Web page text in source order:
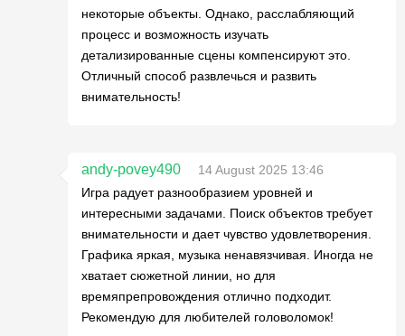
некоторые объекты. Однако, расслабляющий
процесс и возможность изучать
детализированные сцены компенсируют это.
Отличный способ развлечься и развить
внимательность!
andy-povey490
14 August 2025 13:46
Игра радует разнообразием уровней и
интересными задачами. Поиск объектов требует
внимательности и дает чувство удовлетворения.
Графика яркая, музыка ненавязчивая. Иногда не
хватает сюжетной линии, но для
времяпрепровождения отлично подходит.
Рекомендую для любителей головоломок!